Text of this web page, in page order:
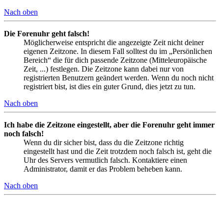
Nach oben
Die Forenuhr geht falsch!
Möglicherweise entspricht die angezeigte Zeit nicht deiner
eigenen Zeitzone. In diesem Fall solltest du im „Persönlichen
Bereich“ die für dich passende Zeitzone (Mitteleuropäische
Zeit, ...) festlegen. Die Zeitzone kann dabei nur von
registrierten Benutzern geändert werden. Wenn du noch nicht
registriert bist, ist dies ein guter Grund, dies jetzt zu tun.
Nach oben
Ich habe die Zeitzone eingestellt, aber die Forenuhr geht immer
noch falsch!
Wenn du dir sicher bist, dass du die Zeitzone richtig
eingestellt hast und die Zeit trotzdem noch falsch ist, geht die
Uhr des Servers vermutlich falsch. Kontaktiere einen
Administrator, damit er das Problem beheben kann.
Nach oben